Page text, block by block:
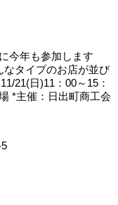
今年も参加します
なタイプのお店が並び
21(日)11：00～15：
*主催：日出町商工会